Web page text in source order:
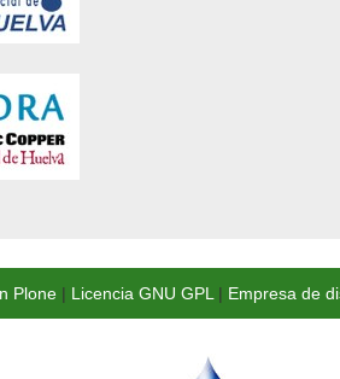
Plone| Licencia GNU GPL | Empresa de